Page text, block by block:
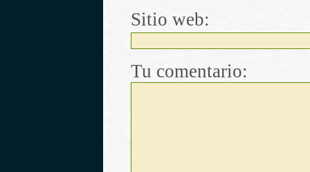
Sitio web:
Tu comentario: